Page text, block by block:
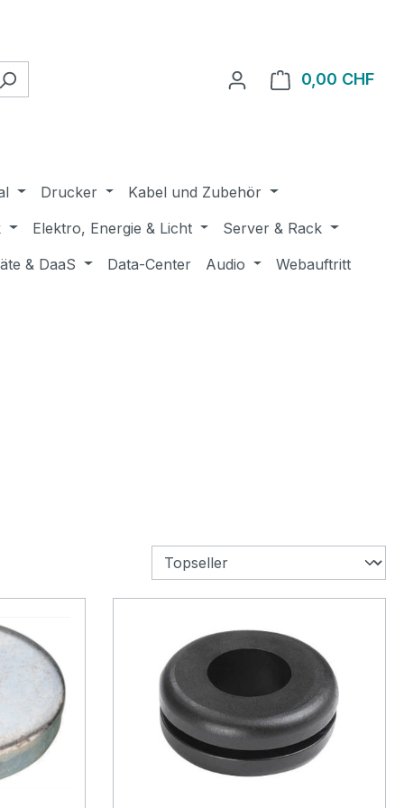
0,00 CHF
Drucker
Kabel und Zubehör
Elektro, Energie & Licht
Server & Rack
& DaaS Data-Center Audio
Webauftritt